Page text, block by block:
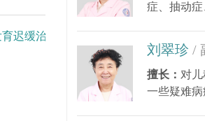
迟缓治疗原则
症、抽动
刘翠珍 /
擅长： 对
一些疑难